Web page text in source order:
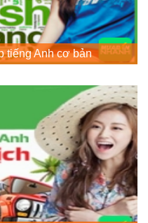
tiếng Anh cơ bản